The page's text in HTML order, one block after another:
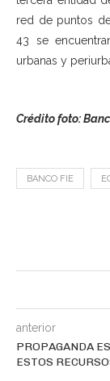
red de puntos
43 se
urbanas y
Crédito foto:
BANCO FIE
anterior
PROPAGANDA
ESTOS